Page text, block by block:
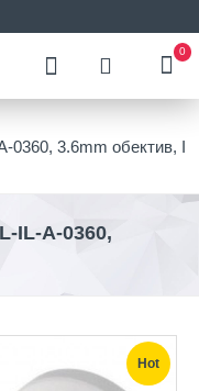
0
0360, 3.6mm обектив, I
IL-A-0360,
Hot